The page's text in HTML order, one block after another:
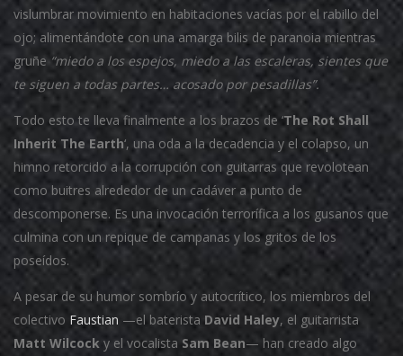
vislumbrar movimiento en habitaciones vacías por el rabillo del
ojo; alimentándote con una amarga bilis de paranoia mientras
gruñe“miedo a los espejos, miedo a las escaleras, sientes que
te siguen a todas partes… acosado por pesadillas”.
Todo esto te lleva finalmente a los brazos de ‘The Rot Shall
Inherit The Earth‘, una oda a la decadencia y el colapso, un
himno retorcido a la corrupción con guitarras que revolotean
como buitres alrededor de un cadáver a punto de
descomponerse. Es una invocación terrorífica a los gusanos que
culmina con un repique de campanas y los gritos de los
poseídos.
A pesar de su humor sombrío y autocrítico, los miembros del
colectivo Faustian —el baterista David Haley, el guitarrista
Matt Wilcock y el vocalista Sam Bean— han creado algo